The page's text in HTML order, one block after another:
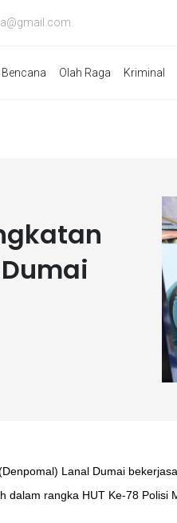
Bencana Olah Raga Kriminal
Lanal Dumai
rangka HUT Ke-78 Polisi